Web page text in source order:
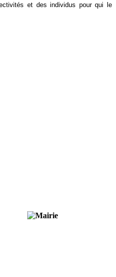
et des individus pour qui le